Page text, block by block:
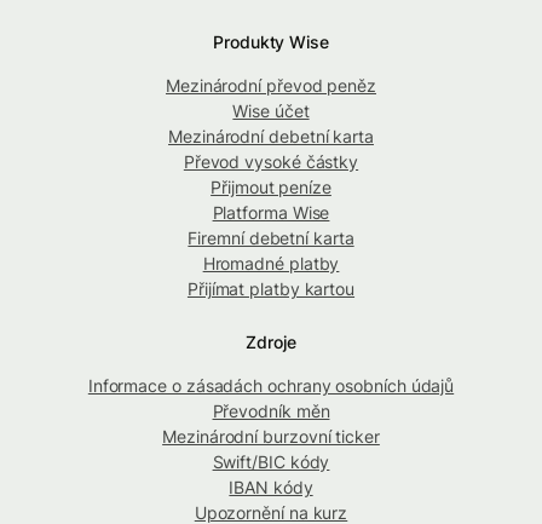
Produkty Wise
Mezinárodní převod peněz
Wise účet
Mezinárodní debetní karta
Převod vysoké částky
Přijmout peníze
Platforma Wise
Firemní debetní karta
Hromadné platby
Přijímat platby kartou
Zdroje
Informace o zásadách ochrany osobních údajů
Převodník měn
Mezinárodní burzovní ticker
Swift/BIC kódy
IBAN kódy
Upozornění na kurz